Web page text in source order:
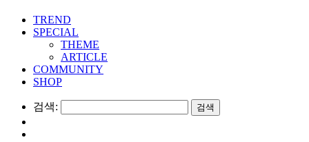
TREND
SPECIAL
THEME
ARTICLE
COMMUNITY
SHOP
검색: